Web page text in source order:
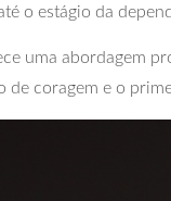
o estágio da
uma abordagem
de coragem e o